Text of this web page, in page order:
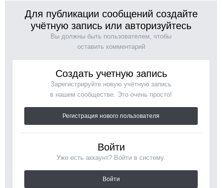
Для публикации сообщений создайте
учётную запись или авторизуйтесь
Вы должны быть пользователем, чтобы
оставить комментарий
Создать учетную запись
Зарегистрируйте новую учётную запись
в нашем сообществе. Это очень просто!
Регистрация нового пользователя
Войти
Уже есть аккаунт? Войти в систему.
Войти